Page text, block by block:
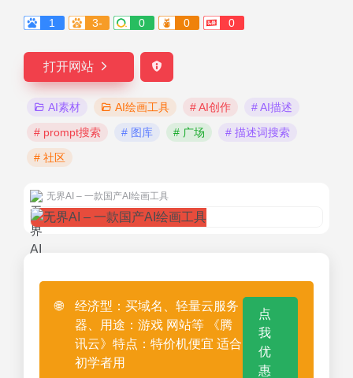
1 3- 0 0 0
打开网站
AI素材 AI绘画工具 # AI创作
# AI描述
# prompt搜索
# 图库 # 广场
# 描述词搜索
# 社区
无界AI – 一款国产AI绘画工具
🌐
经济型：买域名、轻量云服务
器、用途：游戏 网站等 《腾
讯云》特点：特价机便宜 适合
初学者用
点
我
优
惠